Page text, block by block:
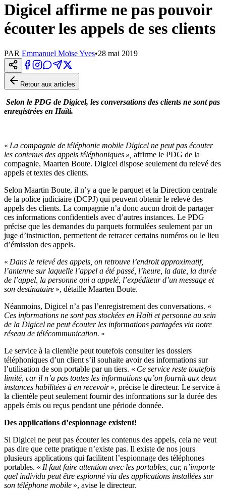
Digicel affirme ne pas pouvoir
écouter les appels de ses clients
PAR Emmanuel Moïse Yves•28 mai 2019
Retour aux articles
Selon le PDG de Digicel, les conversations des clients ne sont pas
enregistrées en Haïti.
« La compagnie de téléphonie mobile Digicel ne peut pas écouter
les contenus des appels téléphoniques », affirme le PDG de la
compagnie, Maarten Boute. Digicel dispose seulement du relevé des
appels et textes des clients.
Selon Maartin Boute, il n’y a que le parquet et la Direction centrale
de la police judiciaire (DCPJ) qui peuvent obtenir le relevé des
appels des clients. La compagnie n’a donc aucun droit de partager
ces informations confidentiels avec d’autres instances. Le PDG
précise que les demandes du parquets formulées seulement par un
juge d’instruction, permettent de retracer certains numéros ou le lieu
d’émission des appels.
« Dans le relevé des appels, on retrouve l’endroit approximatif,
l’antenne sur laquelle l’appel a été passé, l’heure, la date, la durée
de l’appel, la personne qui a appelé, l’expéditeur d’un message et
son destinataire », détaille Maarten Boute.
Néanmoins, Digicel n’a pas l’enregistrement des conversations. «
Ces informations ne sont pas stockées en Haïti et personne au sein
de la Digicel ne peut écouter les informations partagées via notre
réseau de télécommunication. »
Le service à la clientèle peut toutefois consulter les dossiers
téléphoniques d’un client s’il souhaite avoir des informations sur
l’utilisation de son portable par un tiers. « Ce service reste toutefois
limité, car il n’a pas toutes les informations qu’on fournit aux deux
instances habilitées à en recevoir», précise le directeur. Le service à
la clientèle peut seulement fournir des informations sur la durée des
appels émis ou reçus pendant une période donnée.
Des applications d’espionnage existent!
Si Digicel ne peut pas écouter les contenus des appels, cela ne veut
pas dire que cette pratique n’existe pas. Il existe de nos jours
plusieurs applications qui facilitent l’espionnage des téléphones
portables. « Il faut faire attention avec les portables, car, n’importe
quel individu peut être espionné via des applications installées sur
son téléphone mobile », avise le directeur.